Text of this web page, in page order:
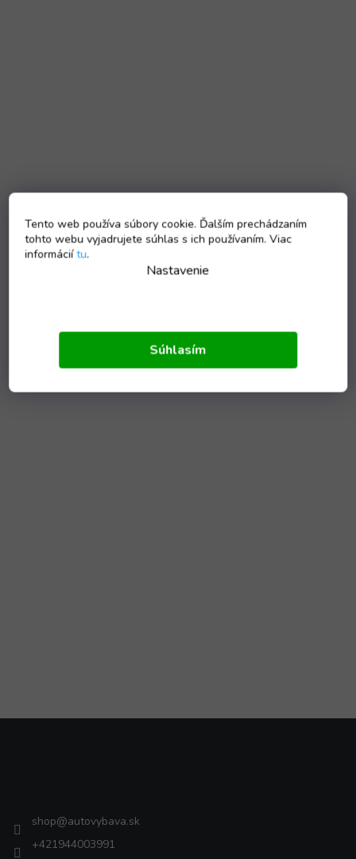
Tento web používa súbory cookie. Ďalším prechádzaním
tohto webu vyjadrujete súhlas s ich používaním. Viac
informáciítu.
Nastavenie
Súhlasím
shop@autovybava.sk
+421944003991